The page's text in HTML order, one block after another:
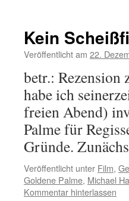
Kein
Veröffentlicht am 22.
betr.: Rezension
habe ich
freien Abend)
Palme für
Gründe.
Veröffentlicht unter Film,
Goldene Palme, Michael
Kommentar hinterlassen